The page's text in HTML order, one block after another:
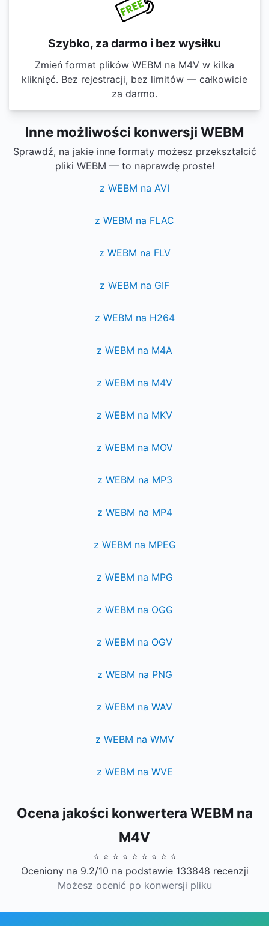
Szybko, za darmo i bez wysiłku
Zmień format plików WEBM na M4V w kilka
kliknięć. Bez rejestracji, bez limitów — całkowicie
za darmo.
Inne możliwości konwersji WEBM
Sprawdź, na jakie inne formaty możesz przekształcić
pliki WEBM — to naprawdę proste!
z WEBM na AVI
z WEBM na FLAC
z WEBM na FLV
z WEBM na GIF
z WEBM na H264
z WEBM na M4A
z WEBM na M4V
z WEBM na MKV
z WEBM na MOV
z WEBM na MP3
z WEBM na MP4
z WEBM na MPEG
z WEBM na MPG
z WEBM na OGG
z WEBM na OGV
z WEBM na PNG
z WEBM na WAV
z WEBM na WMV
z WEBM na WVE
Ocena jakości konwertera WEBM na
M4V
⭐ ⭐ ⭐ ⭐ ⭐ ⭐ ⭐ ⭐ ⭐
Oceniony na 9.2/10 na podstawie 133848 recenzji
Możesz ocenić po konwersji pliku